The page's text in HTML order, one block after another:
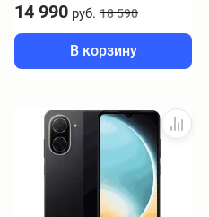
14 990 руб. 18 590
В корзину